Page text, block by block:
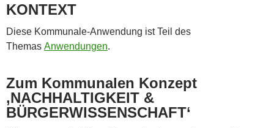
KONTEXT
Diese Kommunale-Anwendung ist Teil des
Themas Anwendungen.
Zum Kommunalen Konzept
‚NACHHALTIGKEIT &
BÜRGERWISSENSCHAFT‘